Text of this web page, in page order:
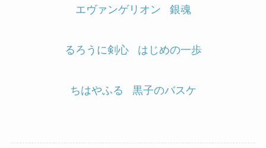
エヴァンゲリオン 銀魂
るろうに剣心 はじめの一歩
ちはやふる 黒子のバスケ